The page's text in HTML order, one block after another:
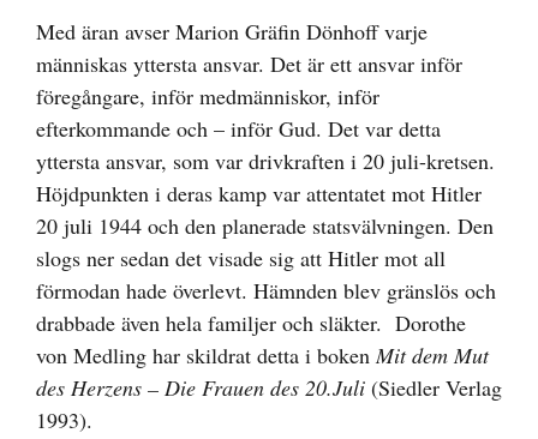
Med äran avser Marion Gräfin Dönhoff varje
människas yttersta ansvar. Det är ett ansvar inför
föregångare, inför medmänniskor, inför
efterkommande och – inför Gud. Det var detta
yttersta ansvar, som var drivkraften i 20 juli-kretsen.
Höjdpunkten i deras kamp var attentatet mot Hitler
20 juli 1944 och den planerade statsvälvningen. Den
slogs ner sedan det visade sig att Hitler mot all
förmodan hade överlevt. Hämnden blev gränslös och
drabbade även hela familjer och släkter. Dorothe
von Medling har skildrat detta i bokenMit dem Mut
des Herzens – Die Frauen des 20.Juli (Siedler Verlag
1993).